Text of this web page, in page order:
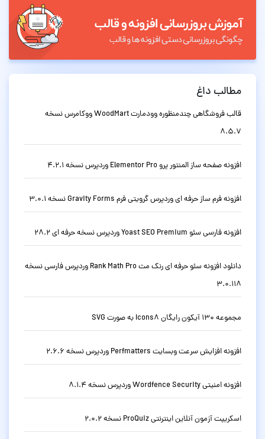
مطالب داغ
قالب فروشگاهی چندمنظوره وودمارت WoodMart ووکامرس نسخه
8.5.7
افزونه صفحه ساز المنتور پرو Elementor Pro وردپرس نسخه 4.2.1
افزونه فرم ساز حرفه ای وردپرس گرویتی فرم Gravity Forms نسخه 3.0.1
افزونه فارسی سئو Yoast SEO Premium وردپرس نسخه حرفه ای 28.2
دانلود افزونه سئو حرفه ای رنک مث Rank Math Pro وردپرس فارسی نسخه
3.0.118
مجموعه 130 آیکون رایگان Icons8 به صورت SVG
افزونه افزایش سرعت وبسایت Perfmatters وردپرس نسخه 2.6.6
افزونه امنیتی Wordfence Security وردپرس نسخه 8.1.4
اسکریپت آزمون آنلاین اینترنتی ProQuiz نسخه 2.0.2